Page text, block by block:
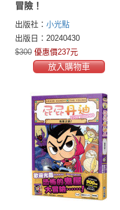
冒險！
出版社： 小光點
出版日：20240430
$300 優惠價237元
放入購物車